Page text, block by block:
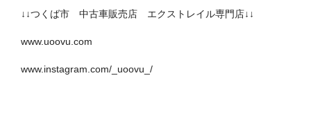
↓↓つくば市 中古車販売店 エクストレイル専門店↓↓
www.uoovu.com
www.instagram.com/_uoovu_/